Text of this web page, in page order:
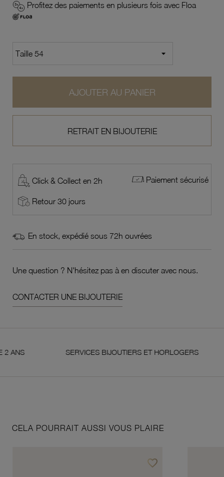
Profitez des paiements en plusieurs fois avec Floa
AJOUTER AU PANIER
RETRAIT EN BIJOUTERIE
Click & Collect en 2h Paiement sécurisé
Retour 30 jours
En stock, expédié sous 72h ouvrées
Une question ? N'hésitez pas à en discuter avec nous.
CONTACTER UNE BIJOUTERIE
SERVICES BIJOUTIERS ET HORLOGERS
CELA POURRAIT AUSSI VOUS PLAIRE
favorite_borderAjouter à vos favoris